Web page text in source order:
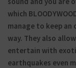
which
manage to keep an
way. They also
entertain with
earthquakes even